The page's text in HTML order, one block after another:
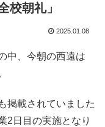
校朝礼」
2025.01.08
中、今朝の西遠は
掲載されていました
2日目の実施となり